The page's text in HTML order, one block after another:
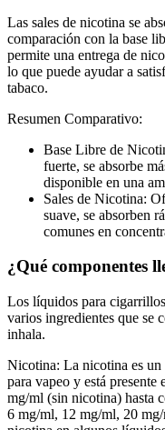
Las sales de nicotina se
comparación con la base
permite una entrega de
lo que puede ayudar a
tabaco.
Resumen Comparativo:
Base Libre de
fuerte, se absorbe
disponible en una
Sales de Nicotina:
suave, se absorben
comunes en
¿Qué componentes
Los líquidos para
varios ingredientes que se
inhala.
Nicotina: La nicotina es
para vapeo y está presente
mg/ml (sin nicotina) hasta
6 mg/ml, 12 mg/ml, 20